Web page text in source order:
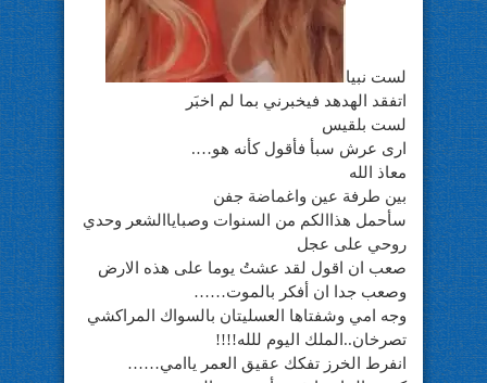
لست نبيا
اتفقد الهدهد فيخبرني بما لم اخبَر
لست بلقيس
ارى عرش سبأ فأقول كأنه هو….
معاذ الله
بين طرفة عين واغماضة جفن
سأحمل هذاالكم من السنوات وصباياالشعر وحدي
روحي على عجل
صعب ان اقول لقد عشتُ يوما على هذه الارض
وصعب جدا ان أفكر بالموت……
وجه امي وشفتاها العسليتان بالسواك المراكشي
تصرخان..الملك اليوم للله!!!!
انفرط الخرز تفكك عقيق العمر ياامي……